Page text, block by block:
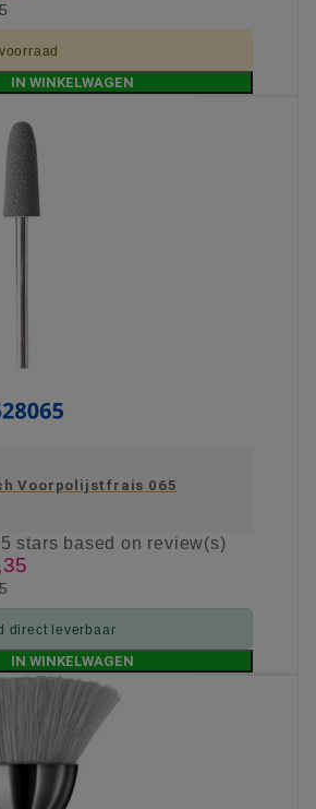
IN WINKELWAGEN
Voorpolijstfrais 065
stars based on review(s)
direct leverbaar
IN WINKELWAGEN